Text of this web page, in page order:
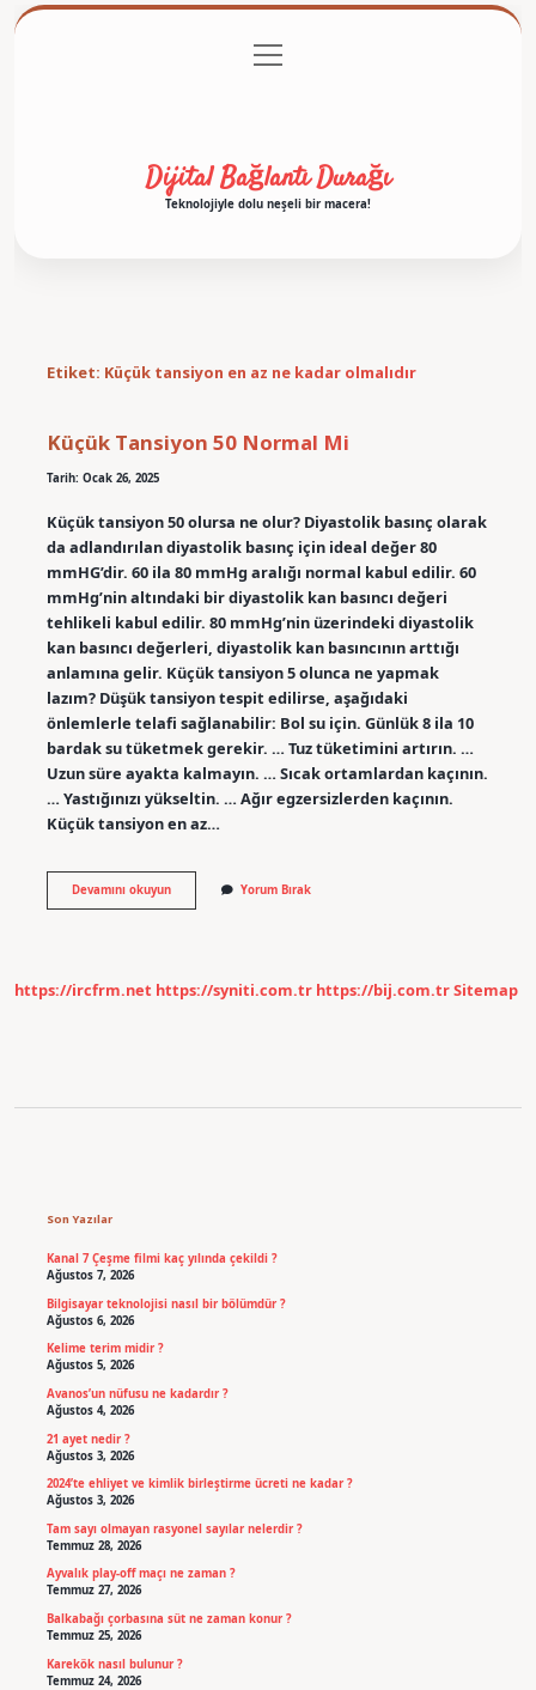
Gizlilik Politikası
menüyü
aç
Dijital Bağlantı Durağı
Teknolojiyle dolu neşeli bir macera!
Etiket: Küçük tansiyon en az ne kadar olmalıdır
Küçük Tansiyon 50 Normal Mi
Tarih: Ocak 26, 2025
Küçük tansiyon 50 olursa ne olur? Diyastolik basınç olarak
da adlandırılan diyastolik basınç için ideal değer 80
mmHG’dir. 60 ila 80 mmHg aralığı normal kabul edilir. 60
mmHg’nin altındaki bir diyastolik kan basıncı değeri
tehlikeli kabul edilir. 80 mmHg’nin üzerindeki diyastolik
kan basıncı değerleri, diyastolik kan basıncının arttığı
anlamına gelir. Küçük tansiyon 5 olunca ne yapmak
lazım? Düşük tansiyon tespit edilirse, aşağıdaki
önlemlerle telafi sağlanabilir: Bol su için. Günlük 8 ila 10
bardak su tüketmek gerekir. … Tuz tüketimini artırın. …
Uzun süre ayakta kalmayın. … Sıcak ortamlardan kaçının.
… Yastığınızı yükseltin. … Ağır egzersizlerden kaçının.
Küçük tansiyon en az…
Devamını okuyunKüçük
Tansiyon
Yorum Bırak
https://ircfrm.net https://syniti.com.tr https://bij.com.trSitemap
Son Yazılar
Kanal 7 Çeşme filmi kaç yılında çekildi ?
Ağustos 7, 2026
Bilgisayar teknolojisi nasıl bir bölümdür ?
Ağustos 6, 2026
Kelime terim midir ?
Ağustos 5, 2026
Avanos’un nüfusu ne kadardır ?
Ağustos 4, 2026
21 ayet nedir ?
Ağustos 3, 2026
2024’te ehliyet ve kimlik birleştirme ücreti ne kadar ?
Ağustos 3, 2026
Tam sayı olmayan rasyonel sayılar nelerdir ?
Temmuz 28, 2026
Ayvalık play-off maçı ne zaman ?
Temmuz 27, 2026
Balkabağı çorbasına süt ne zaman konur ?
Temmuz 25, 2026
Karekök nasıl bulunur ?
Temmuz 24, 2026